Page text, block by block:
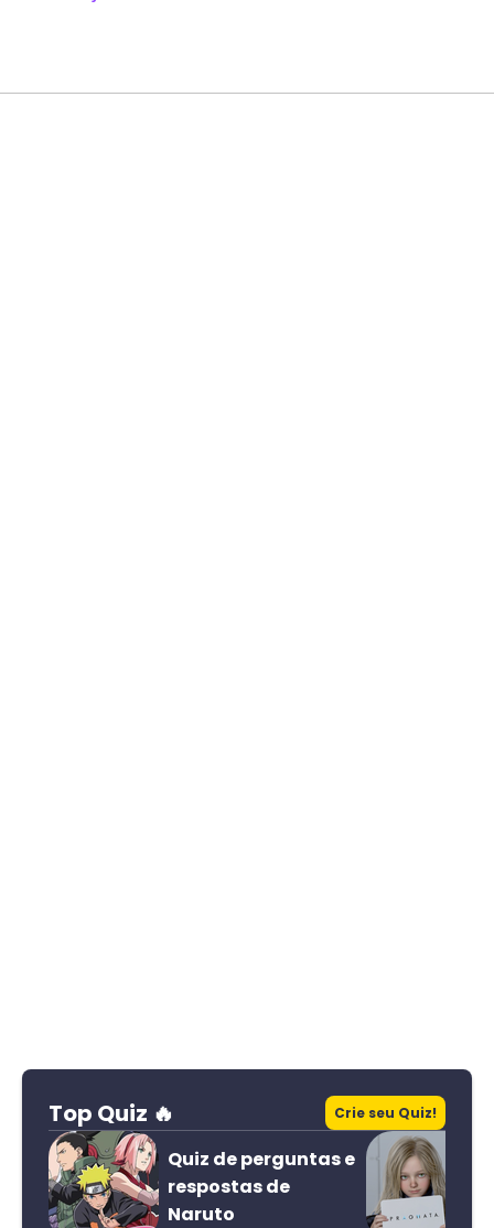
Top Quiz 🔥 Crie seu Quiz!
Quiz de perguntas e
respostas de
Naruto